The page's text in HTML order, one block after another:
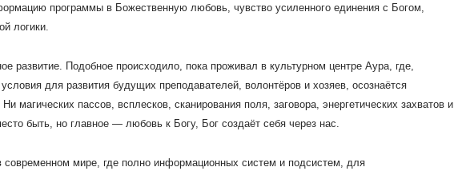
программы в Божественную любовь, чувство усиленного единения с Богом,
логики.
развитие. Подобное происходило, пока проживал в культурном центре Аура, где,
для развития будущих преподавателей, волонтёров и хозяев, осознаётся
магических пассов, всплесков, сканирования поля, заговора, энергетических захватов и
быть, но главное — любовь к Богу, Бог создаёт себя через нас.
современном мире, где полно информационных систем и подсистем, для